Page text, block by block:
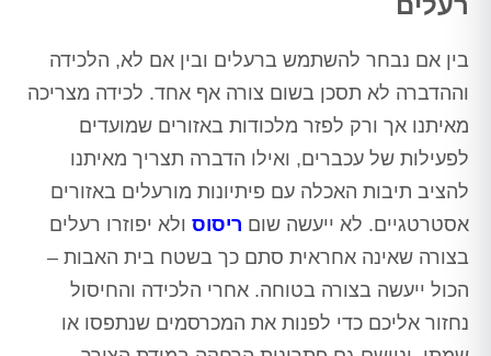
בין אם נבחר להשתמש ברעלים ובין אם לא, הלכידה
וההדברה לא תסכן בשום צורה אף אחד. לכידה מצריכה
מאיתנו אך ורק לפזר מלכודות באזורים שמועדים
לפעילות של עכברים, ואילו הדברה תצריך מאיתנו
להציב תיבות האכלה עם פיתיונות מורעלים באזורים
אסטרטגיים. לא ייעשה שום ריסוס ולא יפוזרו רעלים
בצורה שאינה אחראית סתם כך בשטח בית האבות –
הכול ייעשה בצורה בטוחה. אחרי הלכידה והחיסול
נחזור אליכם כדי לפנות את המכרסמים שנתפסו או